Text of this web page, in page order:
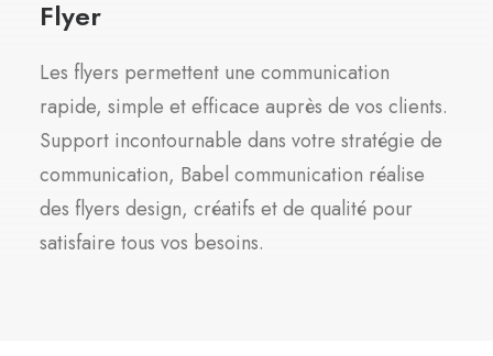
Flyer
Les flyers permettent une communication
rapide, simple et efficace auprès de vos clients.
Support incontournable dans votre stratégie de
communication, Babel communication réalise
des flyers design, créatifs et de qualité pour
satisfaire tous vos besoins.